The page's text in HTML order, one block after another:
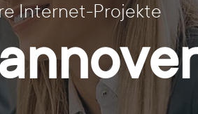
Internet-Projekte